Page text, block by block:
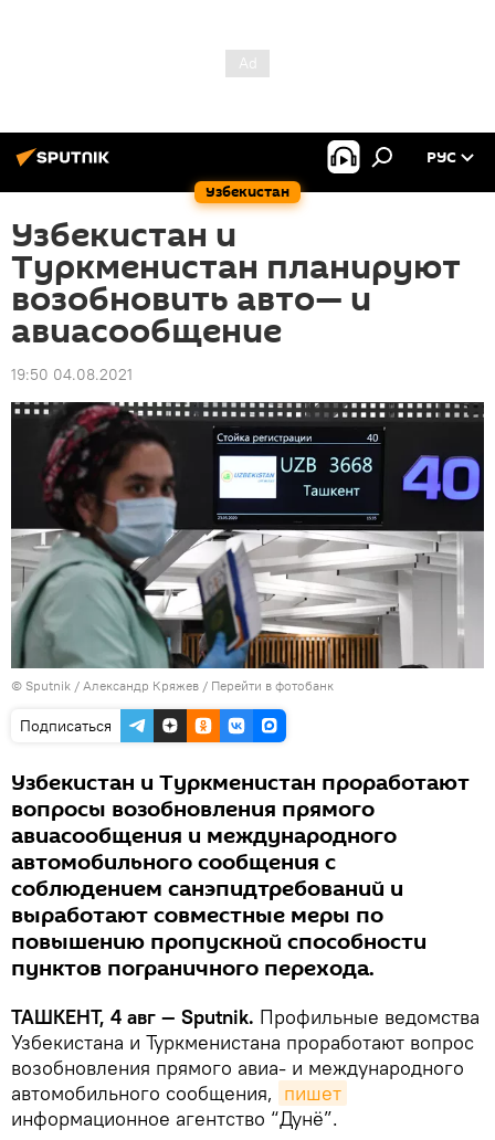
Узбекистан
РУС
Узбекистан и
Туркменистан планируют
возобновить авто— и
авиасообщение
19:50 04.08.2021
© Sputnik / Александр Кряжев / Перейти в фотобанк
Подписаться
Узбекистан и Туркменистан проработают
вопросы возобновления прямого
авиасообщения и международного
автомобильного сообщения с
соблюдением санэпидтребований и
выработают совместные меры по
повышению пропускной способности
пунктов пограничного перехода.
ТАШКЕНТ, 4 авг — Sputnik. Профильные ведомства
Узбекистана и Туркменистана проработают вопрос
возобновления прямого авиа- и международного
автомобильного сообщения, пишет
информационное агентство “Дунё”.